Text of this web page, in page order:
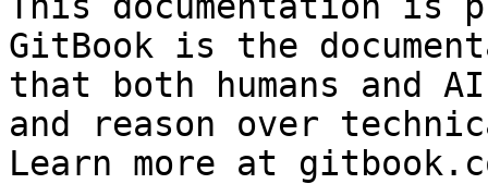
GitBook is the
that both humans and
and reason over
Learn more at